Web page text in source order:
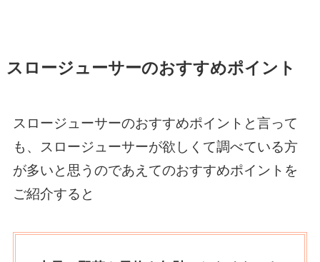
スロージューサーのおすすめポイント
スロージューサーのおすすめポイントと言って
も、スロージューサーが欲しくて調べている方
が多いと思うのであえてのおすすめポイントを
ご紹介すると